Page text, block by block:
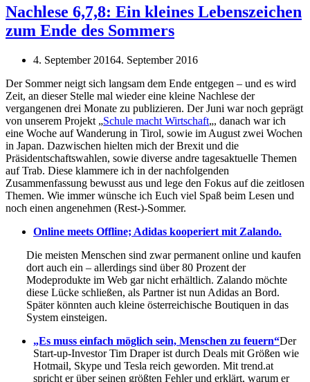
Nachlese 6,7,8: Ein kleines Lebenszeichen
zum Ende des Sommers
4. September 20164. September 2016
Der Sommer neigt sich langsam dem Ende entgegen – und es wird
Zeit, an dieser Stelle mal wieder eine kleine Nachlese der
vergangenen drei Monate zu publizieren. Der Juni war noch geprägt
von unserem Projekt „Schule macht Wirtschaft„, danach war ich
eine Woche auf Wanderung in Tirol, sowie im August zwei Wochen
in Japan. Dazwischen hielten mich der Brexit und die
Präsidentschaftswahlen, sowie diverse andre tagesaktuelle Themen
auf Trab. Diese klammere ich in der nachfolgenden
Zusammenfassung bewusst aus und lege den Fokus auf die zeitlosen
Themen. Wie immer wünsche ich Euch viel Spaß beim Lesen und
noch einen angenehmen (Rest-)-Sommer.
Online meets Offline; Adidas kooperiert mit Zalando.
Die meisten Menschen sind zwar permanent online und kaufen
dort auch ein – allerdings sind über 80 Prozent der
Modeprodukte im Web gar nicht erhältlich. Zalando möchte
diese Lücke schließen, als Partner ist nun Adidas an Bord.
Später könnten auch kleine österreichische Boutiquen in das
System einsteigen.
„Es muss einfach möglich sein, Menschen zu feuern“Der
Start-up-Investor Tim Draper ist durch Deals mit Größen wie
Hotmail, Skype und Tesla reich geworden. Mit trend.at
spricht er über seinen größten Fehler und erklärt, warum er